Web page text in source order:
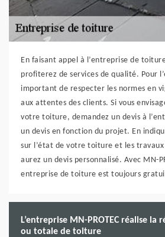
En faisant appel à l’entreprise de
profiterez de services de qualité. Pour
important de respecter les normes en
aux attentes des clients. Si vous
votre toiture, demandez un devis à
un devis en fonction du projet. En
sur l’état de votre toiture et les
aurez un devis personnalisé. Avec MN-
entreprise de toiture est toujours
L’entreprise MN-PROTEC réalise
ou totale de toiture